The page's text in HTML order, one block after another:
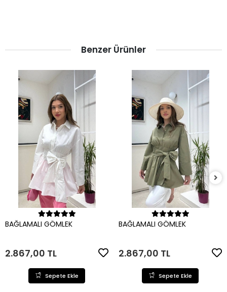
Benzer Ürünler
Sepete Ekle
BAĞLAMALI GÖMLEK
2.867,00 TL
Sepete Ekle
Sepete Ekle
BAĞLAMALI GÖMLEK
2.867,00 TL
Sepete Ekle